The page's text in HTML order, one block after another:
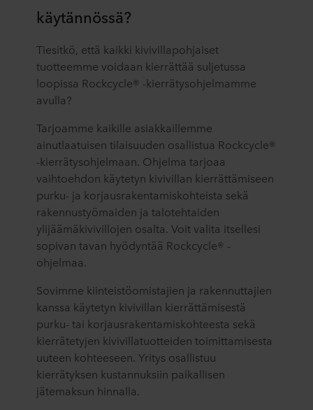
käytännössä?
Tiesitkö, että kaikki kivivillapohjaiset
tuotteemme voidaan kierrättää suljetussa
loopissa Rockcycle® -kierrätysohjelmamme
avulla?
Tarjoamme kaikille asiakkaillemme
ainutlaatuisen tilaisuuden osallistua Rockcycle®
-kierrätysohjelmaan. Ohjelma tarjoaa
vaihtoehdon käytetyn kivivillan kierrättämiseen
purku- ja korjausrakentamiskohteista sekä
rakennustyömaiden ja talotehtaiden
ylijäämäkivivillojen osalta. Voit valita itsellesi
sopivan tavan hyödyntää Rockcycle® -
ohjelmaa.
Sovimme kiinteistöomistajien ja rakennuttajien
kanssa käytetyn kivivillan kierrättämisestä
purku- tai korjausrakentamiskohteesta sekä
kierrätetyjen kivivillatuotteiden toimittamisesta
uuteen kohteeseen. Yritys osallistuu
kierrätyksen kustannuksiin paikallisen
jätemaksun hinnalla.